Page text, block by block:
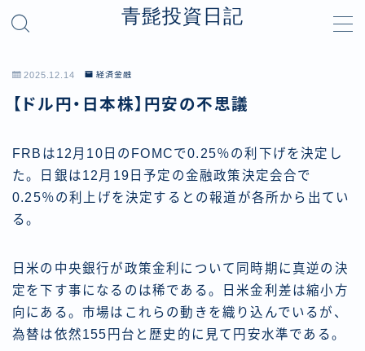
青髭投資日記
お問い合わせ
プライバシーポリシー
有料記事の決済完了ページ
運営者情報
2025.12.14 経済金融
【ドル円・日本株】円安の不思議
FRBは12月10日のFOMCで0.25％の利下げを決定し
た。日銀は12月19日予定の金融政策決定会合で
0.25％の利上げを決定するとの報道が各所から出てい
る。
日米の中央銀行が政策金利について同時期に真逆の決
定を下す事になるのは稀である。日米金利差は縮小方
向にある。市場はこれらの動きを織り込んでいるが、
為替は依然155円台と歴史的に見て円安水準である。